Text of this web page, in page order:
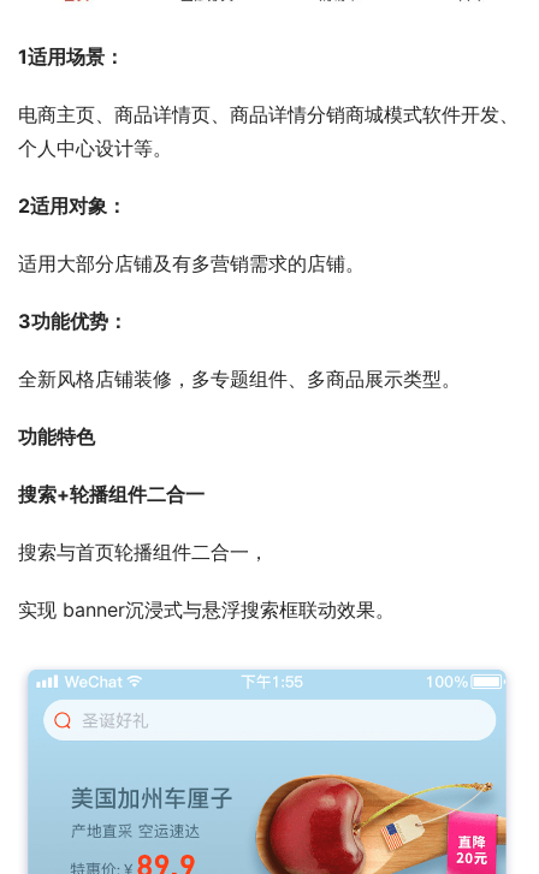
1适用场景：
电商主页、商品详情页、商品详情分销商城模式软件开发、
个人中心设计等。
2适用对象：
适用大部分店铺及有多营销需求的店铺。
3功能优势：
全新风格店铺装修，多专题组件、多商品展示类型。
功能特色
搜索+轮播组件二合一
搜索与首页轮播组件二合一，
实现 banner沉浸式与悬浮搜索框联动效果。